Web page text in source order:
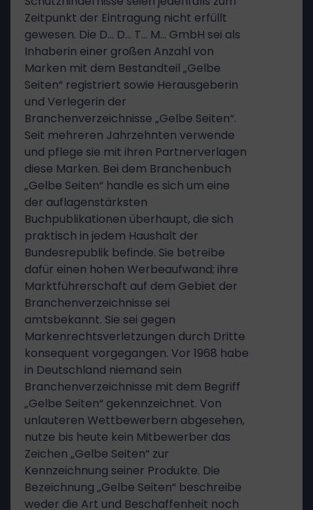
Zeitpunkt der Eintragung nicht erfüllt
gewesen. Die D… D… T… M… GmbH sei als
Inhaberin einer großen Anzahl von
Marken mit dem Bestandteil „Gelbe
Seiten“ registriert sowie Herausgeberin
und Verlegerin der
Branchenverzeichnisse „Gelbe Seiten“.
Seit mehreren Jahrzehnten verwende
und pflege sie mit ihren Partnerverlagen
diese Marken. Bei dem Branchenbuch
„Gelbe Seiten“ handle es sich um eine
der auflagenstärksten
Buchpublikationen überhaupt, die sich
praktisch in jedem Haushalt der
Bundesrepublik befinde. Sie betreibe
dafür einen hohen Werbeaufwand; ihre
Marktführerschaft auf dem Gebiet der
Branchenverzeichnisse sei
amtsbekannt. Sie sei gegen
Markenrechtsverletzungen durch Dritte
konsequent vorgegangen. Vor 1968 habe
in Deutschland niemand sein
Branchenverzeichnisse mit dem Begriff
„Gelbe Seiten“ gekennzeichnet. Von
unlauteren Wettbewerbern abgesehen,
nutze bis heute kein Mitbewerber das
Zeichen „Gelbe Seiten“ zur
Kennzeichnung seiner Produkte. Die
Bezeichnung „Gelbe Seiten“ beschreibe
weder die Art und Beschaffenheit noch